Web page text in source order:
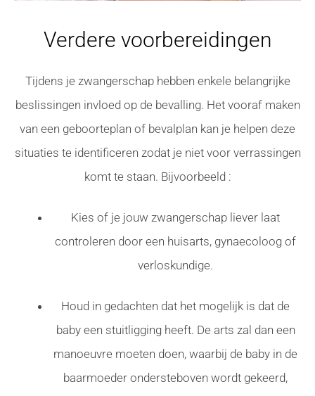
Verdere voorbereidingen
Tijdens je zwangerschap hebben enkele belangrijke
beslissingen invloed op de bevalling. Het vooraf maken
van een geboorteplan of bevalplan kan je helpen deze
situaties te identificeren zodat je niet voor verrassingen
komt te staan. Bijvoorbeeld :
Kies of je jouw zwangerschap liever laat
controleren door een huisarts, gynaecoloog of
verloskundige.
Houd in gedachten dat het mogelijk is dat de
baby een stuitligging heeft. De arts zal dan een
manoeuvre moeten doen, waarbij de baby in de
baarmoeder ondersteboven wordt gekeerd,